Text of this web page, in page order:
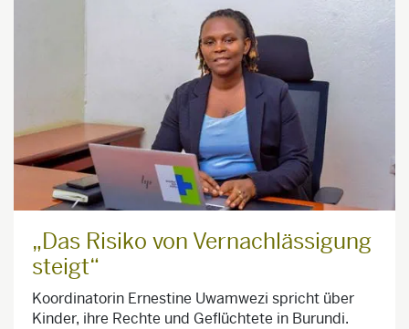
„Das Risiko von Vernachlässigung
steigt“
Koordinatorin Ernestine Uwamwezi spricht über
Kinder, ihre Rechte und Geflüchtete in Burundi.